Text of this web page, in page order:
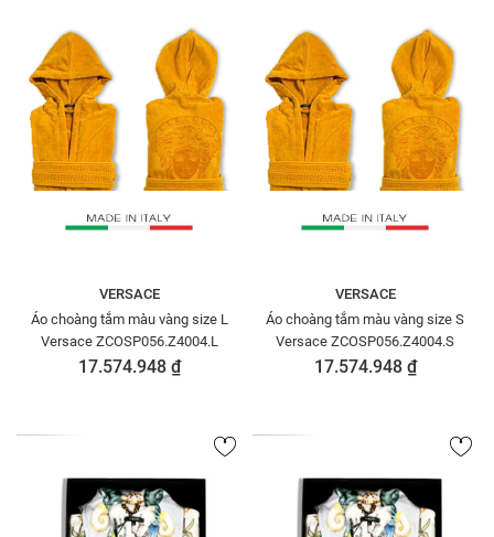
VERSACE
Áo choàng tắm màu vàng size L
Versace ZCOSP056.Z4004.L
17.574.948 ₫
VERSACE
Áo choàng tắm màu vàng size S
Versace ZCOSP056.Z4004.S
17.574.948 ₫